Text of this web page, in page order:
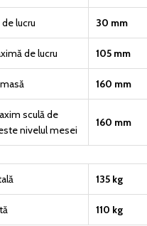
lucru 30 mm
de lucru 105 mm
160 mm
sculă de
nivelul mesei
160 mm
135 kg
110 kg